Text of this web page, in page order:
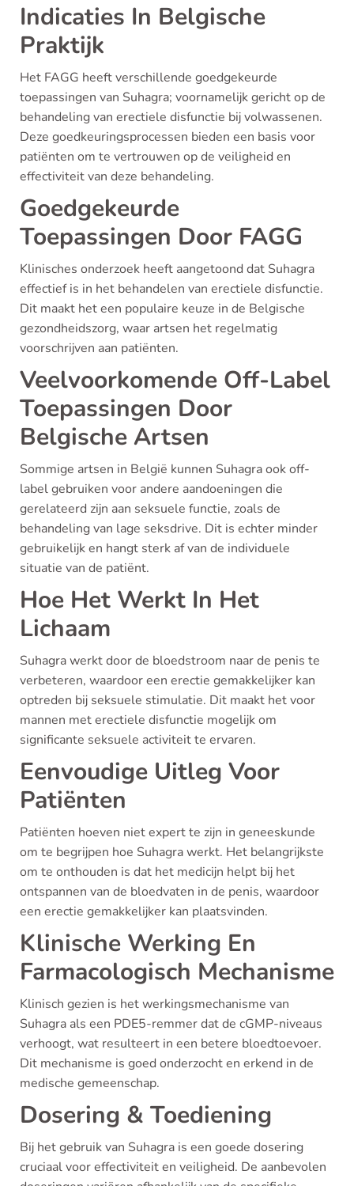
Indicaties In Belgische
Praktijk
Het FAGG heeft verschillende goedgekeurde
toepassingen van Suhagra; voornamelijk gericht op de
behandeling van erectiele disfunctie bij volwassenen.
Deze goedkeuringsprocessen bieden een basis voor
patiënten om te vertrouwen op de veiligheid en
effectiviteit van deze behandeling.
Goedgekeurde
Toepassingen Door FAGG
Klinisches onderzoek heeft aangetoond dat Suhagra
effectief is in het behandelen van erectiele disfunctie.
Dit maakt het een populaire keuze in de Belgische
gezondheidszorg, waar artsen het regelmatig
voorschrijven aan patiënten.
Veelvoorkomende Off-Label
Toepassingen Door
Belgische Artsen
Sommige artsen in België kunnen Suhagra ook off-
label gebruiken voor andere aandoeningen die
gerelateerd zijn aan seksuele functie, zoals de
behandeling van lage seksdrive. Dit is echter minder
gebruikelijk en hangt sterk af van de individuele
situatie van de patiënt.
Hoe Het Werkt In Het
Lichaam
Suhagra werkt door de bloedstroom naar de penis te
verbeteren, waardoor een erectie gemakkelijker kan
optreden bij seksuele stimulatie. Dit maakt het voor
mannen met erectiele disfunctie mogelijk om
significante seksuele activiteit te ervaren.
Eenvoudige Uitleg Voor
Patiënten
Patiënten hoeven niet expert te zijn in geneeskunde
om te begrijpen hoe Suhagra werkt. Het belangrijkste
om te onthouden is dat het medicijn helpt bij het
ontspannen van de bloedvaten in de penis, waardoor
een erectie gemakkelijker kan plaatsvinden.
Klinische Werking En
Farmacologisch Mechanisme
Klinisch gezien is het werkingsmechanisme van
Suhagra als een PDE5-remmer dat de cGMP-niveaus
verhoogt, wat resulteert in een betere bloedtoevoer.
Dit mechanisme is goed onderzocht en erkend in de
medische gemeenschap.
Dosering & Toediening
Bij het gebruik van Suhagra is een goede dosering
cruciaal voor effectiviteit en veiligheid. De aanbevolen